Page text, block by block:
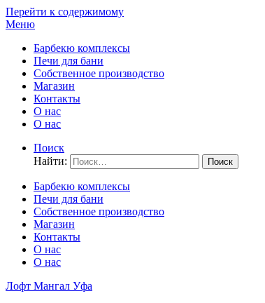
Перейти к содержимому
Меню
Барбекю комплексы
Печи для бани
Собственное производство
Магазин
Контакты
О нас
О нас
Поиск
Найти:
Барбекю комплексы
Печи для бани
Собственное производство
Магазин
Контакты
О нас
О нас
Лофт Мангал Уфа